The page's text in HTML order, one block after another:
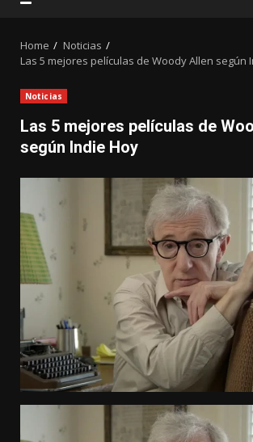
Home
Noticias
Las 5 mejores películas de Woody Allen según
Noticias
Las 5 mejores películas de
según Indie Hoy